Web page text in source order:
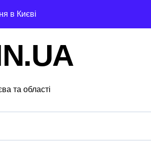
в Києві
ціну на УЗД на 6 млн грн
та області